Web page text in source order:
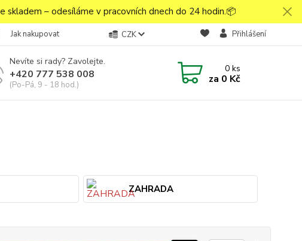
– odesíláme v pracovních dnech do 24 hodin.📦
Jak nakupovat CZK Přihlášení
Nevíte si rady? Zavolejte.
+420 777 538 008
(Po-Pá, 9 - 18 hod.)
0ks
za 0 Kč
ZAHRADA